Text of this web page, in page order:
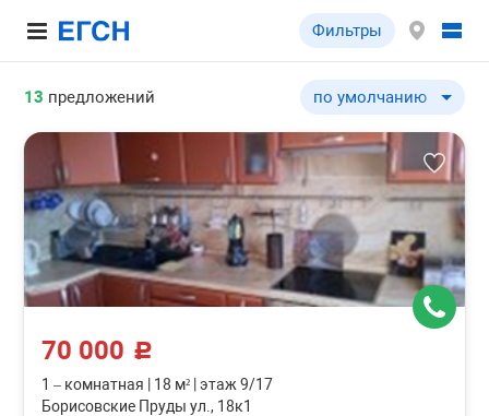
Фильтры
13 предложений по умолчанию
по умолчанию
по цене ↓
по цене ↑
по комнатности ↓
по комнатности ↑
по общей площади ↓
по общей площади ↑
70 000 c
1 – комнатная 18 м² этаж 9/17
Борисовские Пруды ул., 18к1